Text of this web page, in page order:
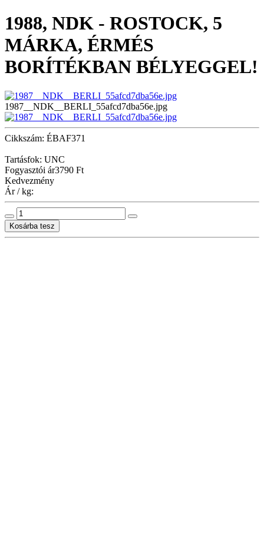
1988, NDK - ROSTOCK, 5
MÁRKA, ÉRMÉS
BORÍTÉKBAN BÉLYEGGEL!
1987__NDK__BERLI_55afcd7dba56e.jpg
Cikkszám: ÉBAF371
Tartásfok: UNC
Fogyasztói ár3790 Ft
Kedvezmény
Ár / kg: